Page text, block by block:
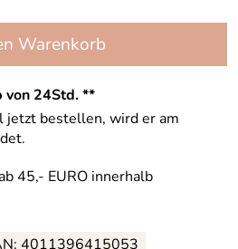
Warenkorb
von 24Std. **
jetzt bestellen, wird er am
45,- EURO innerhalb
4011396415053